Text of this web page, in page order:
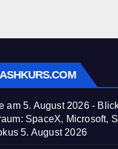
am 5. August 2026 -
SpaceX, Microsoft,
5. August 2026